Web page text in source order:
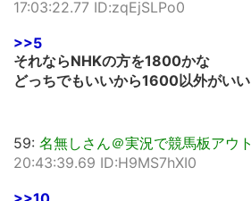
17:03:22.77 ID:zqEjSLPo0
>>5
それならNHKの方を1800かな
どっちでもいいから1600以外がいい
59: 名無しさん＠実況で競馬板アウト
20:43:39.69 ID:H9MS7hXI0